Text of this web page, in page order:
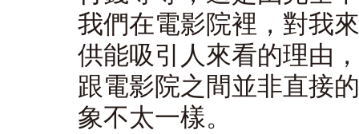
我們在電影院裡，對我
供能吸引人來看的理由
跟電影院之間並非直接
象不太一樣。